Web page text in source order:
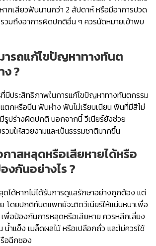
ากเสียวฟันนานกว่า 2 สัปดาห์ หรือมีอาการปวด
วมถึงอาการผิดปกติอื่น ๆ ควรนัดหมายเข้าพบ
ารถแก้ไขปัญหาทางทันต
ง ?
ที่มีประสิทธิภาพในการแก้ไขปัญหาทางทันตกรรม
ตกหรือบิ่น ฟันห่าง ฟันไม่เรียบเนียน ฟันที่มีสีไม่
รูปร่างผิดปกติ นอกจากนี้ วีเนียร์ยังช่วย
มให้สวยงามและเป็นธรรมชาติมากขึ้น
กาสหลุดหรือเสียหายได้หรือ
งกันอย่างไร ?
ดได้หากไม่ได้รับการดูแลรักษาอย่างถูกต้อง แต่
โดยปกติทันตแพทย์จะติดวีเนียร์ให้แน่นหนาเพื่อ
พื่อป้องกันการหลุดหรือเสียหาย ควรหลีกเลี่ยง
ำแข็ง เมล็ดผลไม้ หรือเปลือกถั่ว และไม่ควรใช้
อฉีกซอง